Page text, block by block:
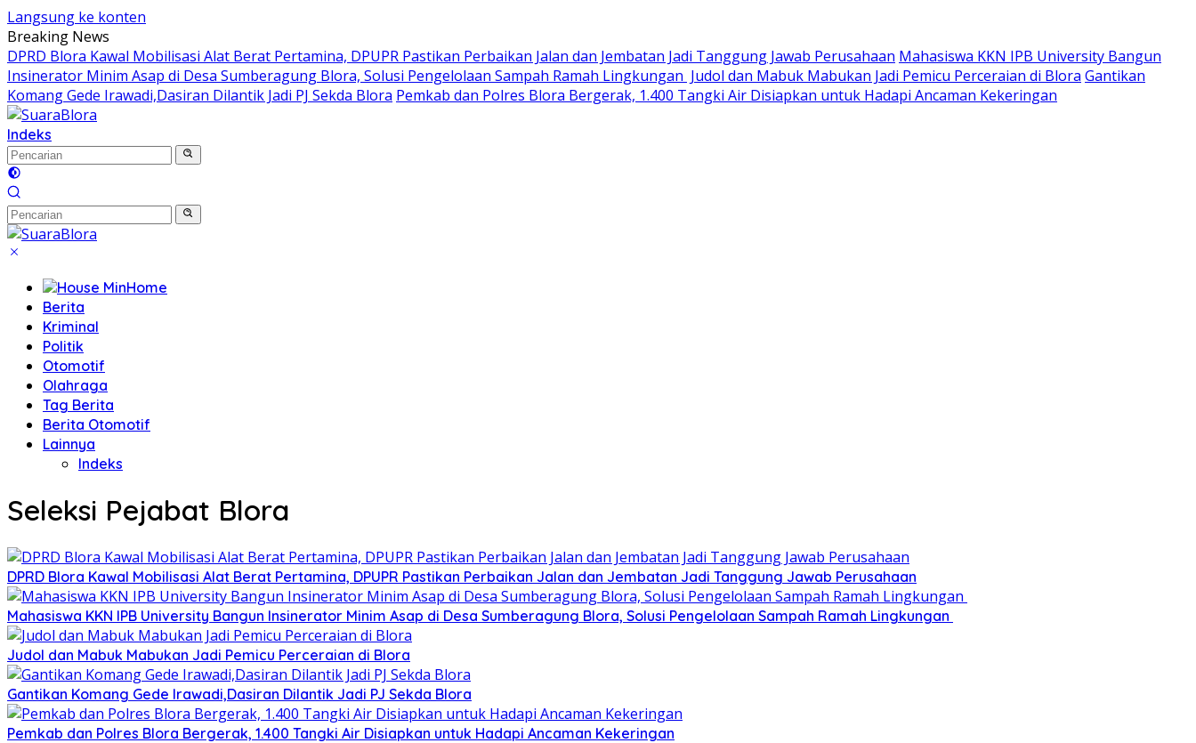
Langsung ke konten
Breaking News
DPRD Blora Kawal Mobilisasi Alat Berat Pertamina, DPUPR Pastikan Perbaikan Jalan dan Jembatan Jadi Tanggung Jawab Perusahaan Mahasiswa KKN IPB University Bangun
Insinerator Minim Asap di Desa Sumberagung Blora, Solusi Pengelolaan Sampah Ramah Lingkungan ‎ Judol dan Mabuk Mabukan Jadi Pemicu Perceraian di Blora Gantikan
Komang Gede Irawadi,Dasiran Dilantik Jadi PJ Sekda Blora Pemkab dan Polres Blora Bergerak, 1.400 Tangki Air Disiapkan untuk Hadapi Ancaman Kekeringan
Indeks
Home
Berita
Kriminal
Politik
Otomotif
Olahraga
Tag Berita
Berita Otomotif
Lainnya
Indeks
Seleksi Pejabat Blora
DPRD Blora Kawal Mobilisasi Alat Berat Pertamina, DPUPR Pastikan Perbaikan Jalan dan Jembatan Jadi Tanggung Jawab Perusahaan
Mahasiswa KKN IPB University Bangun Insinerator Minim Asap di Desa Sumberagung Blora, Solusi Pengelolaan Sampah Ramah Lingkungan ‎
Judol dan Mabuk Mabukan Jadi Pemicu Perceraian di Blora
Gantikan Komang Gede Irawadi,Dasiran Dilantik Jadi PJ Sekda Blora
Pemkab dan Polres Blora Bergerak, 1.400 Tangki Air Disiapkan untuk Hadapi Ancaman Kekeringan